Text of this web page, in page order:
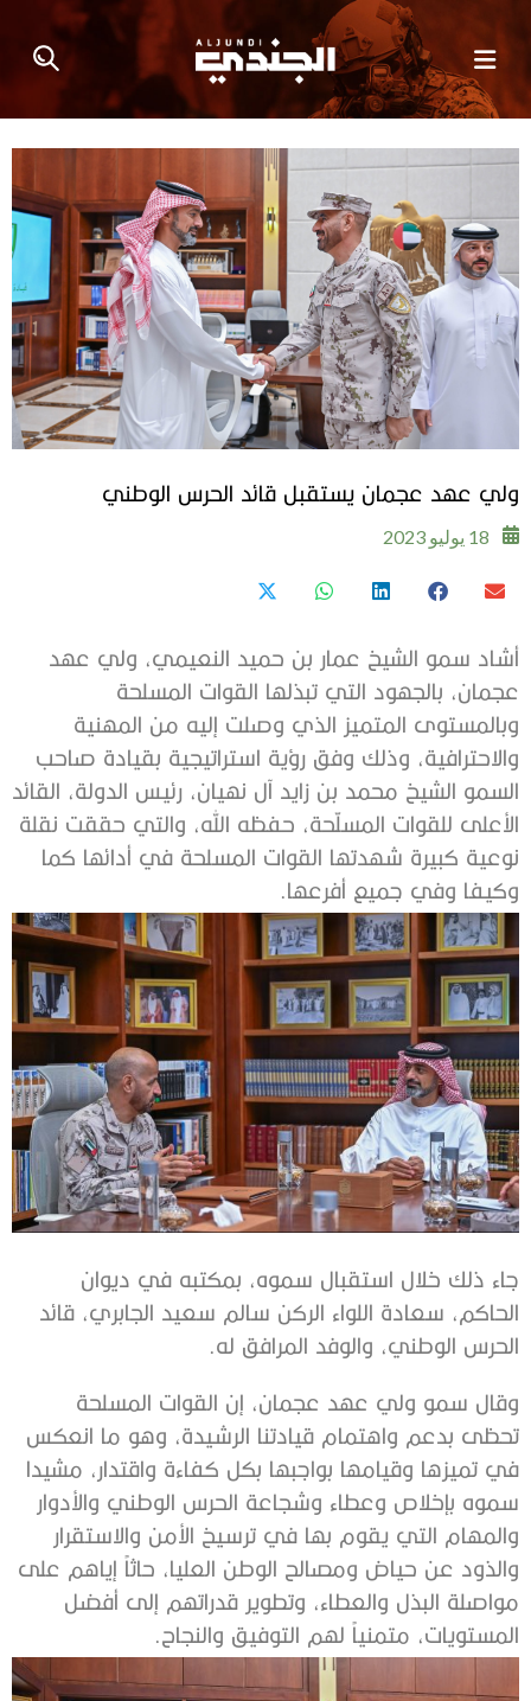
ولي عهد عجمان يستقبل قائد الحرس الوطني
18 يوليو 2023
أشاد سمو الشيخ عمار بن حميد النعيمي، ولي عهد
عجمان، بالجهود التي تبذلها القوات المسلحة
وبالمستوى المتميز الذي وصلت إليه من المهنية
والاحترافية، وذلك وفق رؤية استراتيجية بقيادة صاحب
السمو الشيخ محمد بن زايد آل نهيان، رئيس الدولة، القائد
الأعلى للقوات المسلّحة، حفظه الله، والتي حققت نقلة
نوعية كبيرة شهدتها القوات المسلحة في أدائها كما
وكيفا وفي جميع أفرعها.
جاء ذلك خلال استقبال سموه، بمكتبه في ديوان
الحاكم، سعادة اللواء الركن سالم سعيد الجابري، قائد
الحرس الوطني، والوفد المرافق له.
وقال سمو ولي عهد عجمان، إن القوات المسلحة
تحظى بدعم واهتمام قيادتنا الرشيدة، وهو ما انعكس
في تميزها وقيامها بواجبها بكل كفاءة واقتدار، مشيدا
سموه بإخلاص وعطاء وشجاعة الحرس الوطني والأدوار
والمهام التي يقوم بها في ترسيخ الأمن والاستقرار
والذود عن حياض ومصالح الوطن العليا، حاثاً إياهم على
مواصلة البذل والعطاء، وتطوير قدراتهم إلى أفضل
المستويات، متمنياً لهم التوفيق والنجاح.